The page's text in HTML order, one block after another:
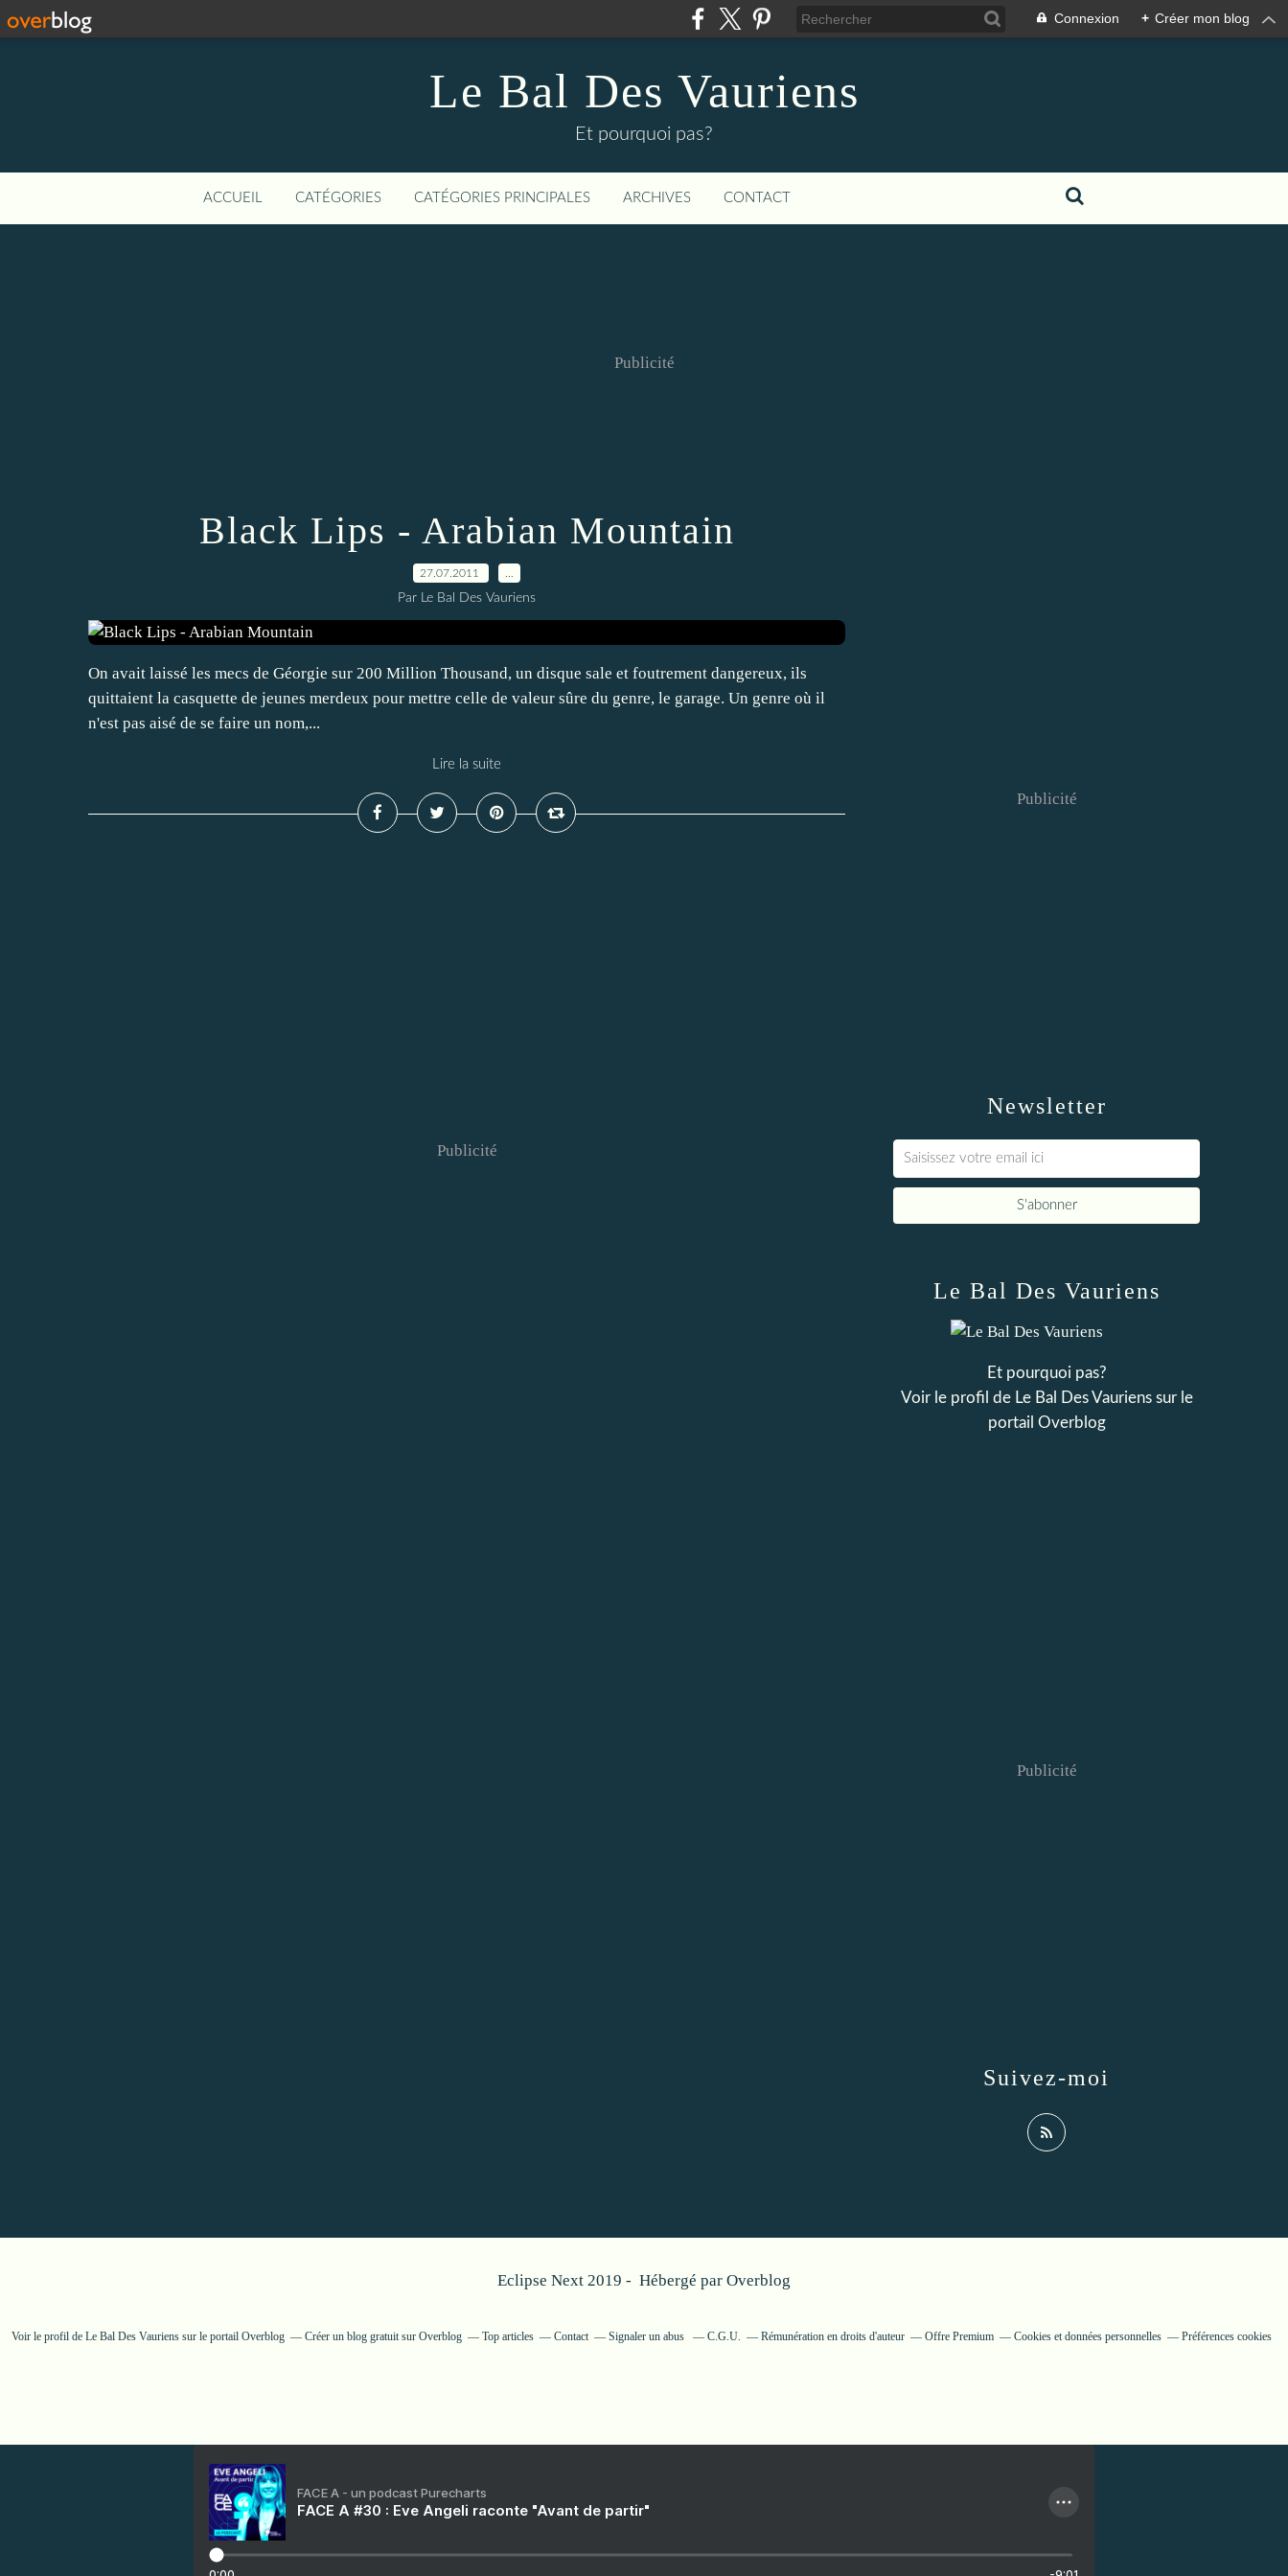
Connexion + Créer mon blog
Le Bal Des Vauriens
Et pourquoi pas?
ACCUEIL CATÉGORIES CATÉGORIES PRINCIPALES ARCHIVES CONTACT
Publicité
Black Lips - Arabian Mountain
27.07.2011
Par Le Bal Des Vauriens
On avait laissé les mecs de Géorgie sur 200 Million Thousand, un disque sale et foutrement dangereux, ils
quittaient la casquette de jeunes merdeux pour mettre celle de valeur sûre du genre, le garage. Un genre où il
n'est pas aisé de se faire un nom,...
Lire la suite
Publicité
Newsletter
Publicité
Le Bal Des Vauriens
Et pourquoi pas?
Voir le profil de Le Bal Des Vaurienssur le
portail Overblog
Suivez-moi
Publicité
Eclipse Next 2019 - Hébergé par Overblog
Voir le profil de Le Bal Des Vaurienssur le portail Overblog Créer un blog gratuit sur Overblog Top articles Contact Signaler un abus C.G.U. Rémunération en droits d'auteur Offre Premium Cookies et données personnelles Préférences cookies
FACE A - un podcast Purecharts
FACE A #30 : Eve Angeli raconte "Avant de partir"